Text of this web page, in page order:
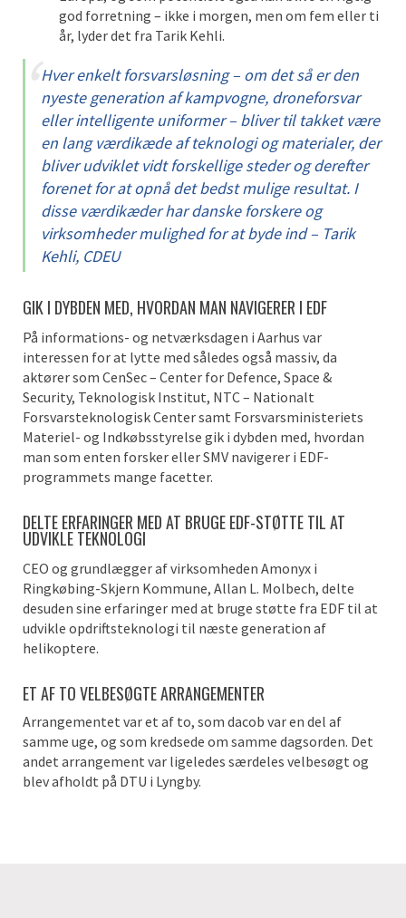
god forretning – ikke i morgen, men om fem eller ti
år, lyder det fra Tarik Kehli.
Hver enkelt forsvarsløsning – om det så er den
nyeste generation af kampvogne, droneforsvar
eller intelligente uniformer – bliver til takket være
en lang værdikæde af teknologi og materialer, der
bliver udviklet vidt forskellige steder og derefter
forenet for at opnå det bedst mulige resultat. I
disse værdikæder har danske forskere og
virksomheder mulighed for at byde ind – Tarik
Kehli, CDEU
GIK I DYBDEN MED, HVORDAN MAN NAVIGERER I EDF
På informations- og netværksdagen i Aarhus var
interessen for at lytte med således også massiv, da
aktører som CenSec – Center for Defence, Space &
Security, Teknologisk Institut, NTC – Nationalt
Forsvarsteknologisk Center samt Forsvarsministeriets
Materiel- og Indkøbsstyrelse gik i dybden med, hvordan
man som enten forsker eller SMV navigerer i EDF-
programmets mange facetter.
DELTE ERFARINGER MED AT BRUGE EDF-STØTTE TIL AT
UDVIKLE TEKNOLOGI
CEO og grundlægger af virksomheden Amonyx i
Ringkøbing-Skjern Kommune, Allan L. Molbech, delte
desuden sine erfaringer med at bruge støtte fra EDF til at
udvikle opdriftsteknologi til næste generation af
helikoptere.
ET AF TO VELBESØGTE ARRANGEMENTER
Arrangementet var et af to, som dacob var en del af
samme uge, og som kredsede om samme dagsorden. Det
andet arrangement var ligeledes særdeles velbesøgt og
blev afholdt på DTU i Lyngby.